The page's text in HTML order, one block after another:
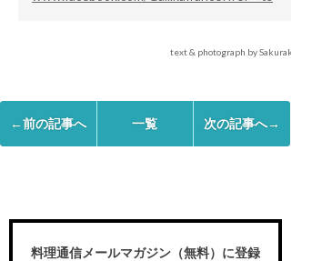
text & photograph by Sakurako Uozumi
←前の記事へ 一覧 次の記事へ→
料理通信メールマガジン（無料）に登録